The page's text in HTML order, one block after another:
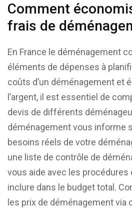
Comment
frais de
En France le déménagement
éléments de dépenses à
coûts d’un déménagement et
l’argent, il est essentiel de
devis de différents
déménagement vous informe
besoins réels de votre
une liste de contrôle de
vous aide avec les procédures
inclure dans le budget total.
les prix de déménagement via